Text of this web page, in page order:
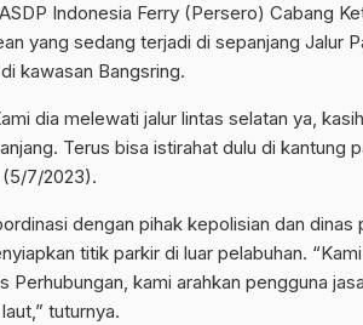
Indonesia Ferry (Persero) Cabang
yang sedang terjadi di sepanjang Jalur
kawasan Bangsring.
dia melewati jalur lintas selatan ya,
Terus bisa istirahat dulu di kantung
(5/7/2023).
dengan pihak kepolisian dan
titik parkir di luar pelabuhan.
Perhubungan, kami arahkan pengguna
tuturnya.